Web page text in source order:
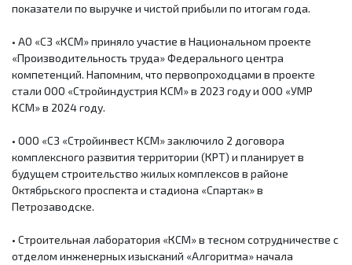
показатели по выручке и чистой прибыли по итогам года.
• АО «СЗ «КСМ» приняло участие в Национальном проекте
«Производительность труда» Федерального центра
компетенций. Напомним, что первопроходцами в проекте
стали ООО «Стройиндустрия КСМ» в 2023 году и ООО «УМР
КСМ» в 2024 году.
• ООО «СЗ «Стройинвест КСМ» заключило 2 договора
комплексного развития территории (КРТ) и планирует в
будущем строительство жилых комплексов в районе
Октябрьского проспекта и стадиона «Спартак» в
Петрозаводске.
• Строительная лаборатория «КСМ» в тесном сотрудничестве с
отделом инженерных изысканий «Алгоритма» начала